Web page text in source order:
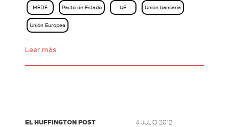
MEDE Pacto de Estado UE Unión bancaria
Unión Europea
Leer más
EL HUFFINGTON POST 4 JULIO 2012